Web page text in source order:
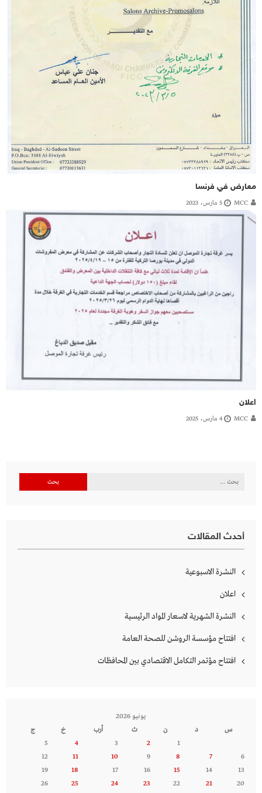
معارض في فرنسا
MCC 5 مارس، 2023
اعلان
MCC 4 مارس، 2025
البحث
أحدث المقالات
النشرة الاسبوعية
اعلان
النشرة الشهرية لاسعار المواد الرئيسية
افتتاح مؤسسة الروشن للصحة العامة
افتتاح مؤتمر التكامل الاقتصادي بين المحافظات
يونيو 2026
س
د ن ث أرب خ
ج
1
2
3
4
5
6
7
8
9
10
11
12
13
14
15
16
17
18
19
20
21
22
23
24
25
26